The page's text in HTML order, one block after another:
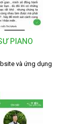
PIANO
và ứng dụng